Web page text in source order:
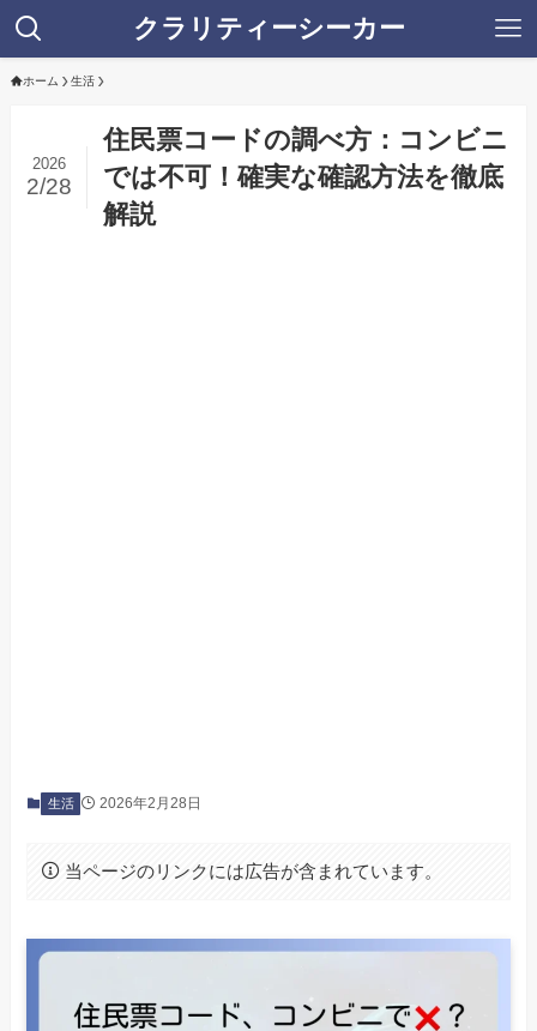
クラリティーシーカー
ホーム 生活
住民票コードの調べ方：コンビニ
では不可！確実な確認方法を徹底
解説
2026
2/28
生活 2026年2月28日
当ページのリンクには広告が含まれています。